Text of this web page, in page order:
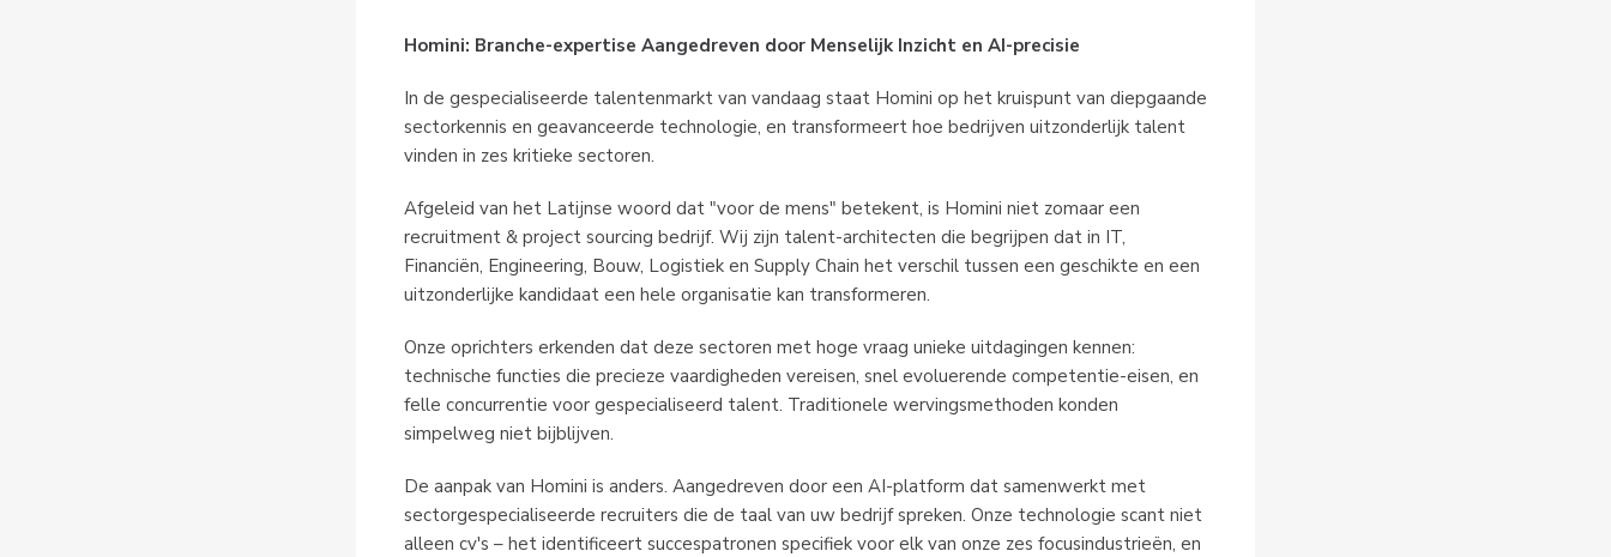
Homini: Branche-expertise Aangedreven door Menselijk Inzicht en AI-precisie
In de gespecialiseerde talentenmarkt van vandaag staat Homini op het kruispunt van diepgaande
sectorkennis en geavanceerde technologie, en transformeert hoe bedrijven uitzonderlijk talent
vinden in zes kritieke sectoren.
Afgeleid van het Latijnse woord dat "voor de mens" betekent, is Homini niet zomaar een
recruitment & project sourcing bedrijf. Wij zijn talent-architecten die begrijpen dat in IT,
Financiën, Engineering, Bouw, Logistiek en Supply Chain het verschil tussen een geschikte en een
uitzonderlijke kandidaat een hele organisatie kan transformeren.
Onze oprichters erkenden dat deze sectoren met hoge vraag unieke uitdagingen kennen:
technische functies die precieze vaardigheden vereisen, snel evoluerende competentie-eisen, en
felle concurrentie voor gespecialiseerd talent. Traditionele wervingsmethoden konden
simpelweg niet bijblijven.
De aanpak van Homini is anders. Aangedreven door een AI-platform dat samenwerkt met
sectorgespecialiseerde recruiters die de taal van uw bedrijf spreken. Onze technologie scant niet
alleen cv's – het identificeert succespatronen specifiek voor elk van onze zes focusindustrieën, en